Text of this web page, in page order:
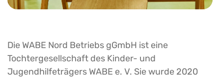
Die WABE Nord Betriebs gGmbH ist eine
Tochtergesellschaft des Kinder- und
Jugendhilfeträgers WABE e. V. Sie wurde 2020